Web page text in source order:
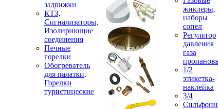
задвижки
КТЗ,
Сигнализаторы,
Изолириющие
соединения
Печные
горелки
Обогреватель
для палатки,
Горелки
туристицеские
жиклеры,
наборы
сопел
Регулятор
давления
газа
1/2
этикетка-
наклейка
3/4